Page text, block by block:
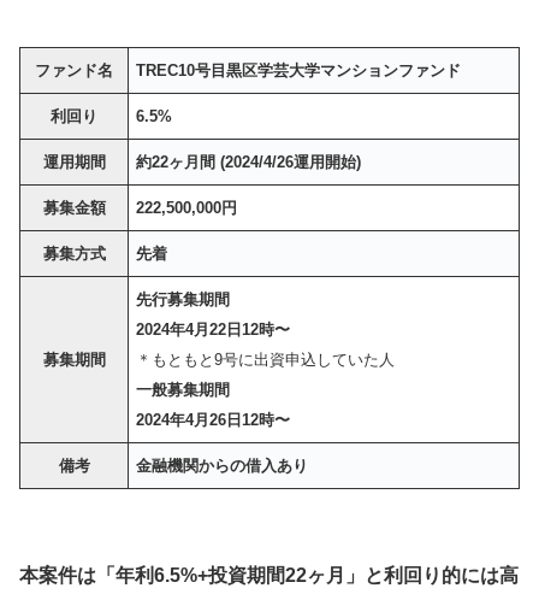
ファンド名 TREC10号目黒区学芸大学マンションファンド
利回り 6.5%
運用期間 約22ヶ月間 (2024/4/26運用開始)
募集金額 222,500,000円
募集方式 先着
募集期間
先行募集期間
2024年4月22日12時〜
＊もともと9号に出資申込していた人
一般募集期間
2024年4月26日12時〜
備考 金融機関からの借入あり
本案件は「年利6.5%+投資期間22ヶ月」と利回り的には高